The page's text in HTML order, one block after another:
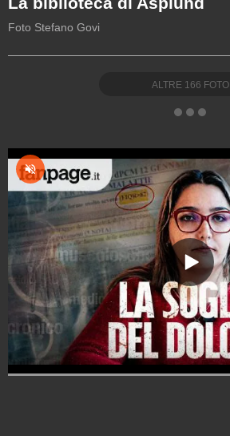
Foto Stefano Govi
ALTRE 166 FOTO